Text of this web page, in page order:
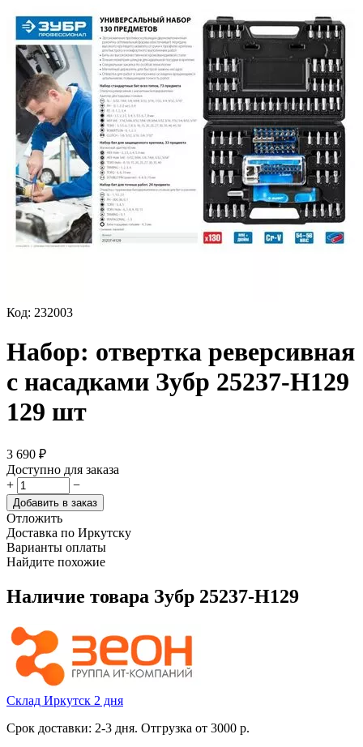
Код: 232003
Набор: отвертка реверсивная
с насадками Зубр 25237-H129
129 шт
3 690 ₽
Доступно для заказа
+
−
Добавить в заказ
Отложить
Доставка по Иркутску
Варианты оплаты
Найдите похожие
Наличие товара Зубр 25237-H129
Склад Иркутск 2 дня
Срок доставки: 2-3 дня. Отгрузка от 3000 р.